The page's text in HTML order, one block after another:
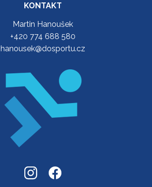
KONTAKT
Martin Hanoušek
+420 774 688 580
hanousek@dosportu.cz